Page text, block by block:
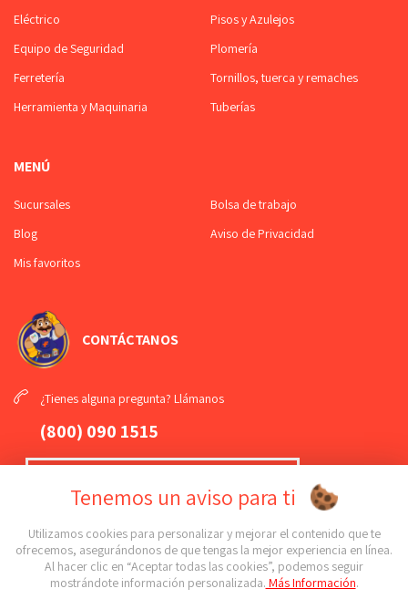
Eléctrico
Equipo de Seguridad
Ferretería
Herramienta y Maquinaria
Pisos y Azulejos
Plomería
Tornillos, tuerca y remaches
Tuberías
MENÚ
Sucursales
Blog
Mis favoritos
Bolsa de trabajo
Aviso de Privacidad
CONTÁCTANOS
¿Tienes alguna pregunta? Llámanos
(800) 090 1515
(789) 108 61 81
¡Conoce todas nuestras sucursales!
Tenemos un aviso para ti
Utilizamos cookies para personalizar y mejorar el contenido que te
ofrecemos, asegurándonos de que tengas la mejor experiencia en línea.
Al hacer clic en “Aceptar todas las cookies”, podemos seguir
mostrándote información personalizada. Más Información.